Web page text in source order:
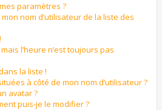
paramètres ?
nom d’utilisateur de la liste des
l’heure n’est toujours pas
la liste !
à côté de mon nom d’utilisateur ?
avatar ?
puis-je le modifier ?